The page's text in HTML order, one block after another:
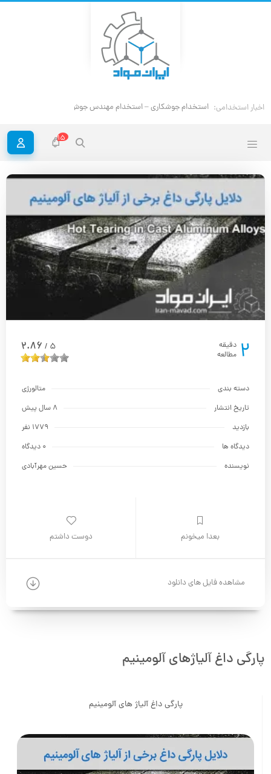
اخبار استخدامی: ا
15
2 دقیقه
مطالعه
5
/
2.86
دسته بندی
متالورژي
تاریخ انتشار
8 سال پیش
بازدید
1779 نفر
دیدگاه ها
0 دیدگاه
نویسنده
حسین مهرآبادی
بعدا میخونم دوست داشتم
مشاهده فایل های دانلود
پارگی داغ آلیاژهای آلومینیم
پارگی داغ آلیاژ های آلومینیم